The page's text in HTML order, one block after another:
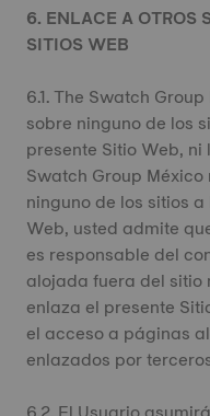
6. ENLACE A OTROS
SITIOS WEB
6.1. The Swatch
sobre ninguno de los
presente Sitio Web,
Swatch Group
ninguno de los sitios
Web, usted admite
es responsable del
alojada fuera del sitio
enlaza el presente
el acceso a páginas
enlazados por